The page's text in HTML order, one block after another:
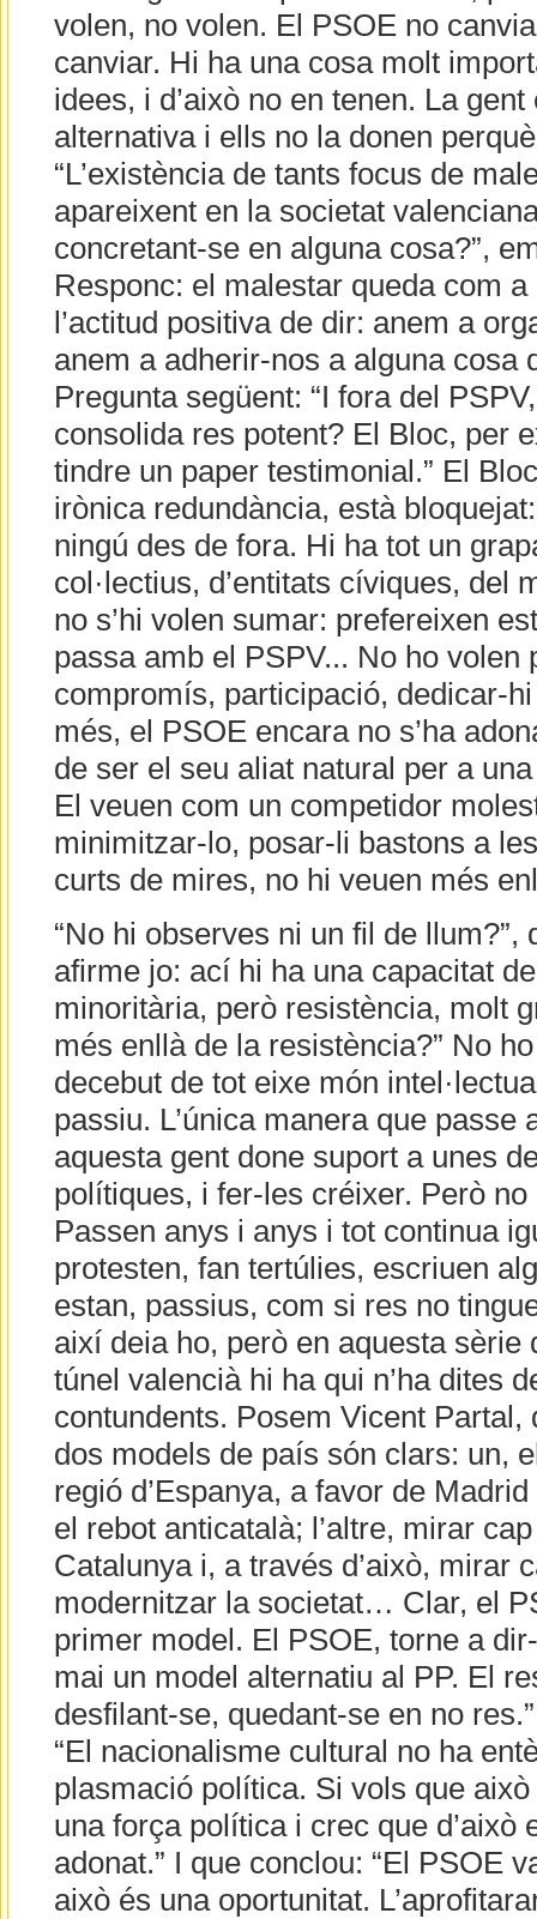
volen, no volen. El PSOE no
canviar. Hi ha una cosa molt
idees, i d’això no en tenen. La
alternativa i ells no la donen
“L’existència de tants focus de
apareixent en la societat
concretant-se en alguna cosa?”,
Responc: el malestar queda com
l’actitud positiva de dir: anem a
anem a adherir-nos a alguna cosa
Pregunta següent: “I fora del
consolida res potent? El Bloc, per
tindre un paper testimonial.” El
irònica redundància, està
ningú des de fora. Hi ha tot un
col·lectius, d’entitats cíviques, del
no s’hi volen sumar: prefereixen
passa amb el PSPV... No ho volen
compromís, participació, dedicar-
més, el PSOE encara no s’ha
de ser el seu aliat natural per a
El veuen com un competidor
minimitzar-lo, posar-li bastons a
curts de mires, no hi veuen més
“No hi observes ni un fil de llum?”,
afirme jo: ací hi ha una capacitat
minoritària, però resistència, molt
més enllà de la resistència?” No
decebut de tot eixe món
passiu. L’única manera que passe
aquesta gent done suport a unes
polítiques, i fer-les créixer. Però
Passen anys i anys i tot continua
protesten, fan tertúlies, escriuen
estan, passius, com si res no
així deia ho, però en aquesta sèrie
túnel valencià hi ha qui n’ha dites
contundents. Posem Vicent Partal,
dos models de país són clars: un,
regió d’Espanya, a favor de
el rebot anticatalà; l’altre, mirar
Catalunya i, a través d’això, mirar
modernitzar la societat… Clar, el
primer model. El PSOE, torne a
mai un model alternatiu al PP. El
desfilant-se, quedant-se en no
“El nacionalisme cultural no ha
plasmació política. Si vols que això
una força política i crec que d’això
adonat.” I que conclou: “El PSOE
això és una oportunitat.